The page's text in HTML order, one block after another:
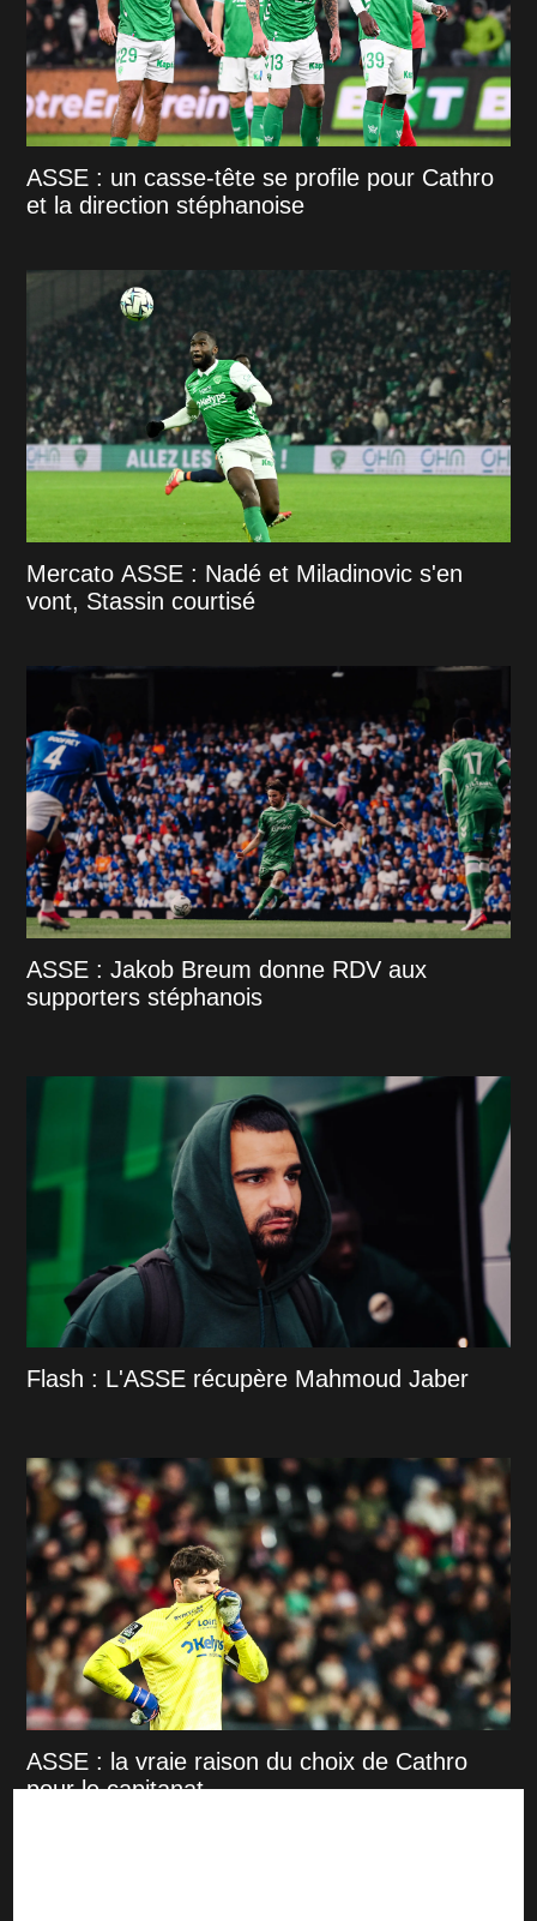
ASSE : un casse-tête se profile pour Cathro
et la direction stéphanoise
Mercato ASSE : Nadé et Miladinovic s'en
vont, Stassin courtisé
ASSE : Jakob Breum donne RDV aux
supporters stéphanois
Flash : L'ASSE récupère Mahmoud Jaber
ASSE : la vraie raison du choix de Cathro
pour le capitanat